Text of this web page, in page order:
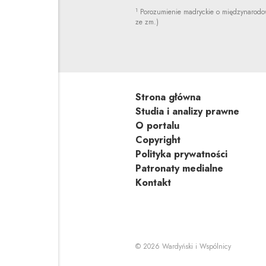
1 Porozumienie madryckie o
ze zm.)
Strona główna
Studia i analizy prawne
O portalu
Copyright
Polityka prywatności
Patronaty medialne
Kontakt
© 2026 Wardyński i WspólnicyUwaga,